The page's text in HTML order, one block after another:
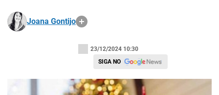
Joana Gontijo
23/12/2024 10:30
SIGA NO